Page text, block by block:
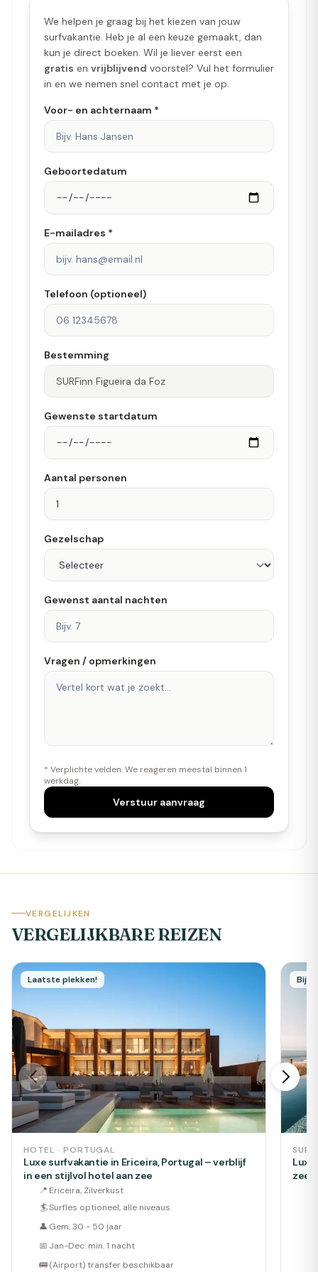
We helpen je graag bij het kiezen van jouw
surfvakantie. Heb je al een keuze gemaakt, dan
kun je direct boeken. Wil je liever eerst een
gratis en vrijblijvend voorstel? Vul het formulier
in en we nemen snel contact met je op.
Voor- en achternaam *
Geboortedatum
E-mailadres *
Telefoon (optioneel)
Bestemming
Gewenste startdatum
Aantal personen
Gezelschap
Gewenst aantal nachten
Vragen / opmerkingen
* Verplichte velden. We reageren meestal binnen 1
werkdag.
Verstuur aanvraag
VERGELIJKEN
VERGELIJKBARE REIZEN
Laatste plekken!
HOTEL · PORTUGAL
Luxe surfvakantie in Ericeira, Portugal – verblijf
in een stijlvol hotel aan zee
📍 Ericeira, Zilverkust
🏄Surfles optioneel, alle niveaus
👤 Gem. 30 - 50 jaar
📅 Jan-Dec: min. 1 nacht
🚌(Airport) transfer beschikbaar
zee